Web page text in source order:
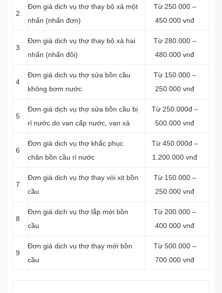
2
Đơn giá dịch vụ thợ thay bộ xả một
nhấn (nhấn đơn)
Từ 250.000 –
450.000 vnđ
3
Đơn giá dịch vụ thợ thay bộ xả hai
nhấn (nhấn đôi)
Từ 280.000 –
480.000 vnđ
4
Đơn giá dịch vụ thợ sửa bồn cầu
không bơm nước
Từ 150.000 –
250.000 vnđ
5
Đơn giá dịch vụ thợ sửa bồn cầu bị
rỉ nước do van cấp nước, van xả
Từ 250.000đ –
500.000 vnđ
6
Đơn giá dịch vụ thợ khắc phục
chân bồn cầu rỉ nước
Từ 450.000đ –
1.200.000 vnđ
7
Đơn giá dịch vụ thợ thay vòi xịt bồn
cầu
Từ 150.000 –
250.000 vnđ
8
Đơn giá dịch vụ thợ lắp mới bồn
cầu
Từ 200.000 –
400.000 vnđ
9
Đơn giá dịch vụ thợ thay mới bồn
cầu
Từ 500.000 –
700.000 vnđ